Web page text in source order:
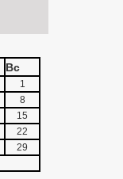
Вс
1
8
15
22
29